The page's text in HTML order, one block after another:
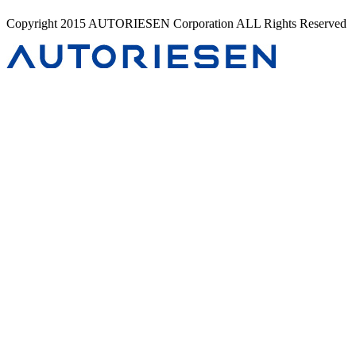
Copyright 2015 AUTORIESEN Corporation ALL Rights Reserved